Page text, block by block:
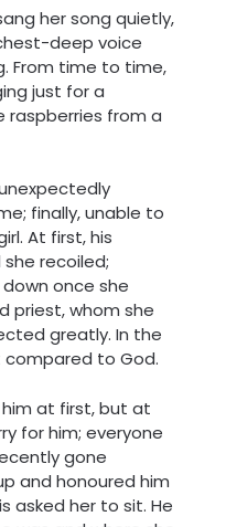
her song quietly,
deep voice
From time to time,
just for a
from a
finally, unable to
At first, his
recoiled;
once she
priest, whom she
greatly. In the
to God.
at first, but at
for him; everyone
gone
and honoured him
asked her to sit. He